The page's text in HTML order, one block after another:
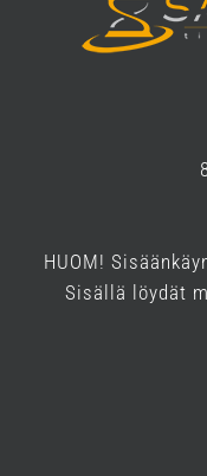
HUOM!
Sisällä löydät